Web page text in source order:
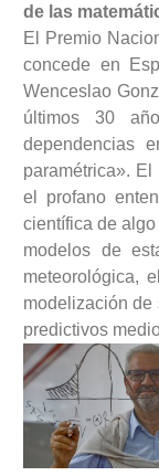
de las
El Premio
concede en
Wenceslao
últimos 30
dependencias
paramétrica».
el profano
científica de
modelos de
meteorológica,
modelización de
predictivos